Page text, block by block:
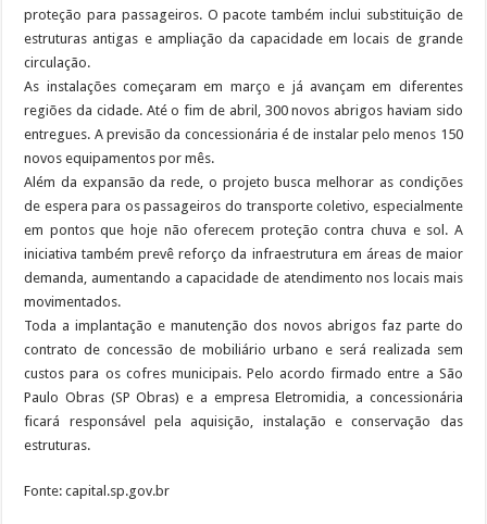
proteção para passageiros. O pacote também inclui substituição de
estruturas antigas e ampliação da capacidade em locais de grande
circulação.
As instalações começaram em março e já avançam em diferentes
regiões da cidade. Até o fim de abril, 300 novos abrigos haviam sido
entregues. A previsão da concessionária é de instalar pelo menos 150
novos equipamentos por mês.
Além da expansão da rede, o projeto busca melhorar as condições
de espera para os passageiros do transporte coletivo, especialmente
em pontos que hoje não oferecem proteção contra chuva e sol. A
iniciativa também prevê reforço da infraestrutura em áreas de maior
demanda, aumentando a capacidade de atendimento nos locais mais
movimentados.
Toda a implantação e manutenção dos novos abrigos faz parte do
contrato de concessão de mobiliário urbano e será realizada sem
custos para os cofres municipais. Pelo acordo firmado entre a São
Paulo Obras (SP Obras) e a empresa Eletromidia, a concessionária
ficará responsável pela aquisição, instalação e conservação das
estruturas.
Fonte: capital.sp.gov.br